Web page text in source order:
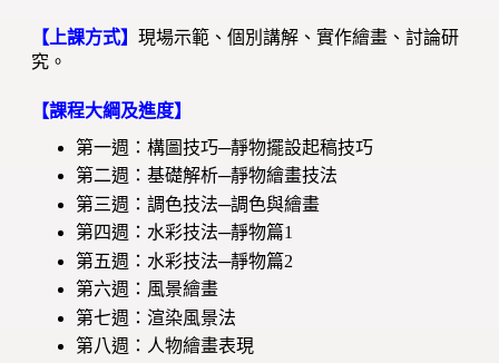
【上課方式】現場示範、個別講解、實作繪畫、討論研
究。
【課程大綱及進度】
第一週：構圖技巧─靜物擺設起稿技巧
第二週：基礎解析─靜物繪畫技法
第三週：調色技法─調色與繪畫
第四週：水彩技法─靜物篇1
第五週：水彩技法─靜物篇2
第六週：風景繪畫
第七週：渲染風景法
第八週：人物繪畫表現